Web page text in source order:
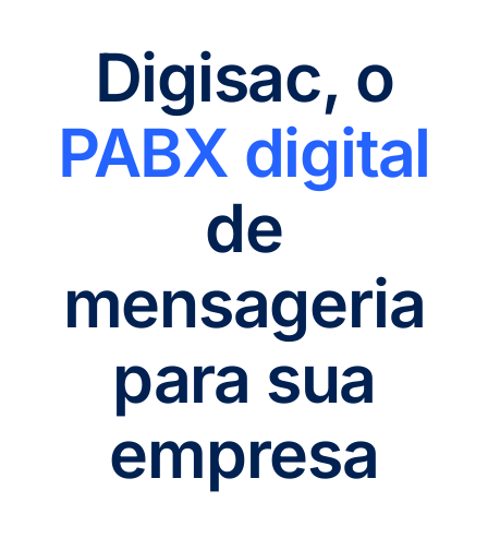
Digisac, o
PABX digital
de
mensageria
para sua
empresa